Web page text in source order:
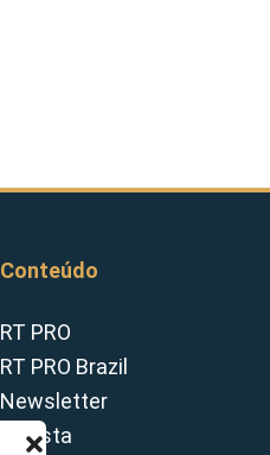
Conteúdo
RT PRO
RT PRO Brazil
Newsletter
Revista